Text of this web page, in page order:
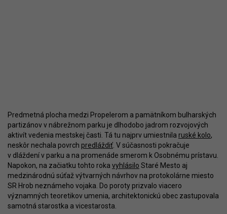
Predmetná plocha medzi Propelerom a pamätníkom bulharských
partizánov v nábrežnom parku je dlhodobo jadrom rozvojových
aktivít vedenia mestskej časti. Tá tu najprv umiestnila ruské kolo,
neskôr nechala povrch predláždiť . V súčasnosti pokračuje
v dláždení v parku a na promenáde smerom k Osobnému prístavu.
Napokon, na začiatku tohto roka vyhlásilo Staré Mesto aj
medzinárodnú súťaž výtvarných návrhov na protokolárne miesto
SR Hrob neznámeho vojaka. Do poroty prizvalo viacero
významných teoretikov umenia, architektonickú obec zastupovala
samotná starostka a vicestarosta.